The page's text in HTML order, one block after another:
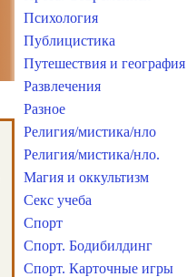
Психология
Публицистика
Путешествия и география
Развлечения
Разное
Религия/мистика/нло
Религия/мистика/нло.
Магия и оккультизм
Секс учеба
Спорт
Спорт. Бодибилдинг
Спорт. Карточные игры